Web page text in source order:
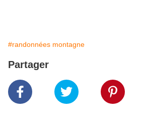
#randonnées montagne
Partager